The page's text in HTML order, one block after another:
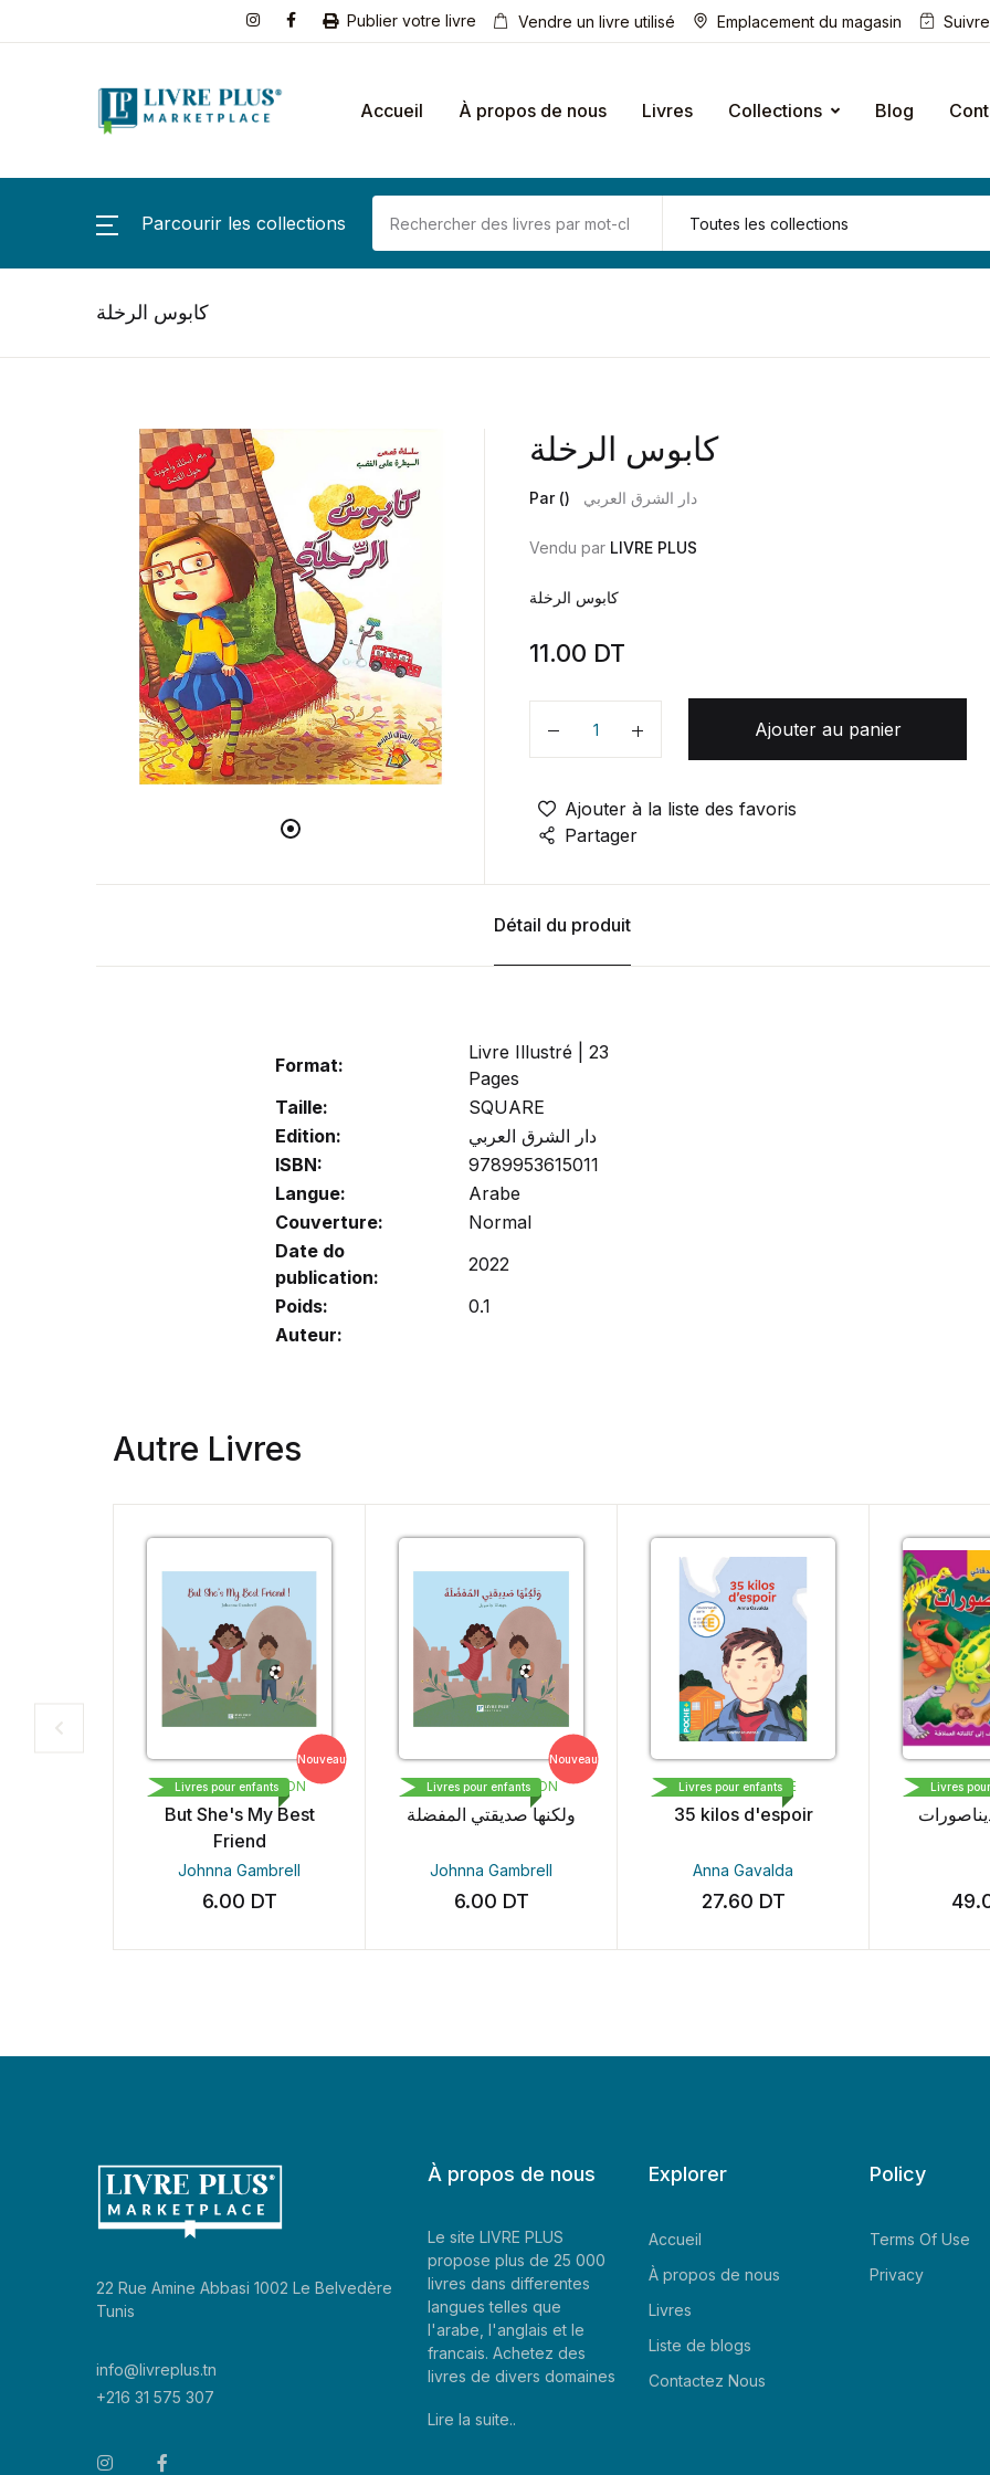
Publier votre livre Vendre un livre utilisé Emplacement du magasin
Accueil À propos de nous Livres Collections Blog
Parcourir les collections
كابوس الرخلة
كابوس الرخلة
Par () دار الشرق العربي
Vendu par LIVRE PLUS
كابوس الرخلة
11.00 DT
Quantité
Ajouter au panier
Ajouter à la liste des favoris
Partager
Détail du produit
Format:
Livre Illustré | 23
Pages
Taille:
SQUARE
Edition:
دار الشرق العربي
ISBN:
9789953615011
Langue:
Arabe
Couverture:
Normal
Date do
publication:
2022
Poids:
0.1
Auteur:
Autre Livres
LIVRE PLUS EDITION
But She's My Best
Johnna Gambrell
Nouveau
Livres pour enfants LIVRE PLUS EDITION
ولكنها صديقتي المفضلة
Johnna Gambrell
Nouveau
Livres pour enfants BAYARD PRESSE
35 kilos d'espoir
Anna Gavalda
DT
Livres pour enfants DAR AL MAAREF
الديناصورات
DT
Livres pour enfants
22 Rue Amine Abbasi 1002 Le Belvedère
Tunis
info@livreplus.tn
+216 31 575 307
À propos de nous
Le site LIVRE PLUS
propose plus de 25 000
livres dans differentes
langues telles que
l'arabe, l'anglais et le
francais. Achetez des
livres de divers domaines
Lire la suite..
Explorer
Accueil
À propos de nous
Livres
Liste de blogs
Contactez Nous
Policy
Terms Of Use
Privacy